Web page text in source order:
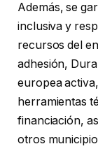
Además, se
inclusiva y
recursos del
adhesión,
europea
herramientas
financiación,
otros